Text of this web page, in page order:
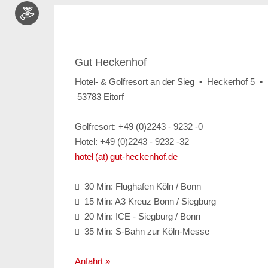
Gut Heckenhof
Hotel- & Golfresort an der Sieg • Heckerhof 5 •
53783 Eitorf
Golfresort: +49 (0)2243 - 9232 -0
Hotel: +49 (0)2243 - 9232 -32
hotel (at) gut-heckenhof.de
 30 Min: Flughafen Köln / Bonn
 15 Min: A3 Kreuz Bonn / Siegburg
 20 Min: ICE - Siegburg / Bonn
 35 Min: S-Bahn zur Köln-Messe
Anfahrt »